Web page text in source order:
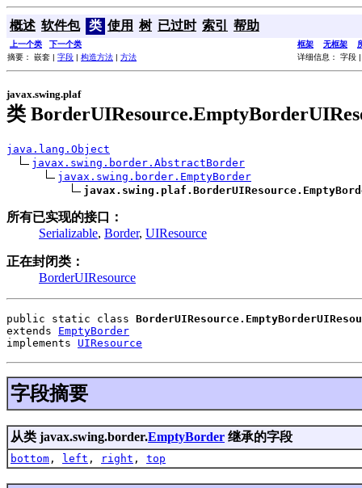
概述 软件包 类 使用 树 已过时 索引 帮助
上一个类 下一个类 框架 无框架
摘要： 嵌套 | 字段 | 构造方法 | 方法 详细信息： 字段
javax.swing.plaf
类
java.lang.Object
javax.swing.border.AbstractBorder
javax.swing.border.EmptyBorder
所有已实现的接口：
Serializable, Border, UIResource
正在封闭类：
BorderUIResource
public static class
extends EmptyBorder
implements UIResource
字段摘要
从类 javax.swing.border.EmptyBorder 继承的字段
bottom , left , right , top